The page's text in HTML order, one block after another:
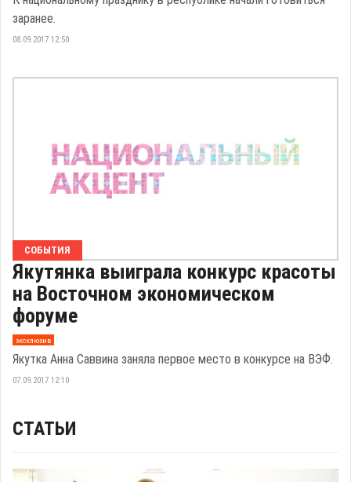
заранее.
08.09.2017 12:50
СОБЫТИЯ
Якутянка выиграла конкурс красоты
на Восточном экономическом
форуме
эксклюзив
Якутка Анна Саввина заняла первое место в конкурсе на ВЭФ.
07.09.2017 12:10
СТАТЬИ